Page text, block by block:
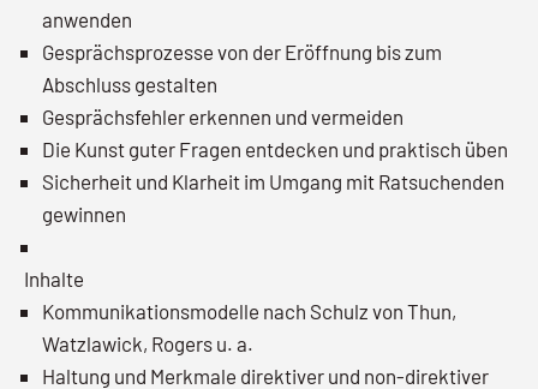
anwenden
Gesprächsprozesse von der Eröffnung bis zum
Abschluss gestalten
Gesprächsfehler erkennen und vermeiden
Die Kunst guter Fragen entdecken und praktisch üben
Sicherheit und Klarheit im Umgang mit Ratsuchenden
gewinnen
Inhalte
Kommunikationsmodelle nach Schulz von Thun,
Watzlawick, Rogers u. a.
Haltung und Merkmale direktiver und non-direktiver